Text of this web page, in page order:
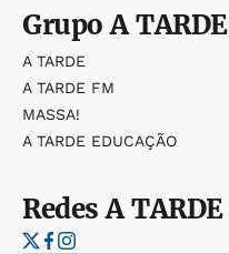
GrupoA TARDE
A TARDE
A TARDE FM
MASSA!
A TARDE EDUCAÇÃO
RedesA TARDE